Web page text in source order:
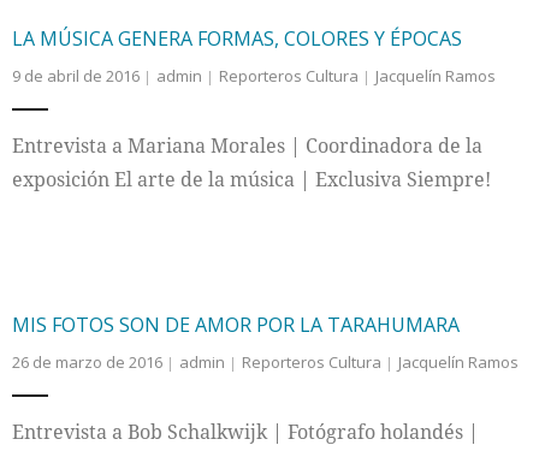
LA MÚSICA GENERA FORMAS, COLORES Y ÉPOCAS
9 de abril de 2016 admin Reporteros Cultura Jacquelín Ramos
Entrevista a Mariana Morales | Coordinadora de la
exposición El arte de la música | Exclusiva Siempre!
MIS FOTOS SON DE AMOR POR LA TARAHUMARA
26 de marzo de 2016 admin Reporteros Cultura Jacquelín Ramos
Entrevista a Bob Schalkwijk | Fotógrafo holandés |